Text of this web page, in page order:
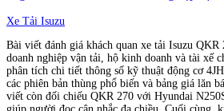
Xe Tải Isuzu
Bài viết đánh giá khách quan xe tải Isuzu QKR
doanh nghiệp vận tải, hộ kinh doanh và tài xế
phân tích chi tiết thông số kỹ thuật động cơ
các phiên bản thùng phổ biến và bảng giá lăn
viết còn đối chiếu QKR 270 với Hyundai